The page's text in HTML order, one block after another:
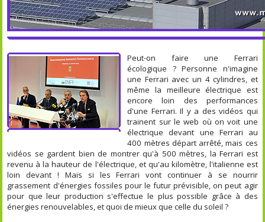
Peut-on faire une Ferrari
écologique ? Personne n'imagine
une Ferrari avec un 4 cylindres, et
même la meilleure électrique est
encore loin des performances
d'une Ferrari. Il y a des vidéos qui
trainent sur le web où on voit une
électrique devant une Ferrari au
400 mètres départ arrêté, mais ces
vidéos se gardent bien de montrer qu'à 500 mètres, la Ferrari est
revenu à la hauteur de l'électrique, et qu'au kilomètre, l'italienne est
loin devant ! Mais si les Ferrari vont continuer à se nourrir
grassement d'énergies fossiles pour le futur prévisible, on peut agir
pour que leur production s'effectue le plus possible grâce à des
énergies renouvelables, et quoi de mieux que celle du soleil ?